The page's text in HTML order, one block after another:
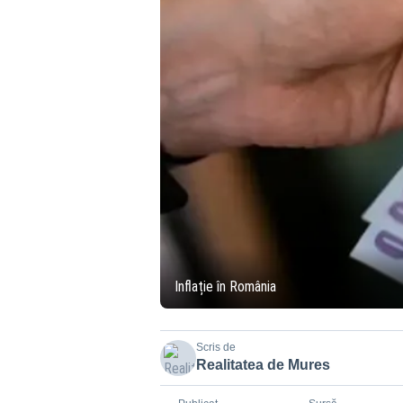
Inflație în România
Scris de
Realitatea de Mures